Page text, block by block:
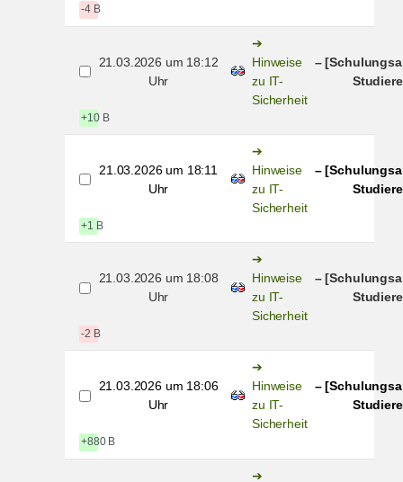
-4 B
21.03.2026 um 18:12
Uhr
Hinweise
zu IT-
Sicherheit
–
+10 B
21.03.2026 um 18:11
Uhr
Hinweise
zu IT-
Sicherheit
–
+1 B
21.03.2026 um 18:08
Uhr
Hinweise
zu IT-
Sicherheit
–
-2 B
21.03.2026 um 18:06
Uhr
Hinweise
zu IT-
Sicherheit
–
+880 B